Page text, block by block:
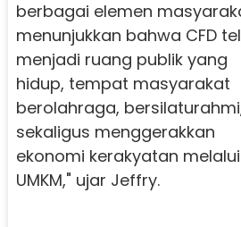
berbagai elemen
menunjukkan bahwa CFD
menjadi ruang publik yang
hidup, tempat masyarakat
berolahraga,
sekaligus menggerakkan
ekonomi kerakyatan melalui
UMKM," ujar Jeffry.